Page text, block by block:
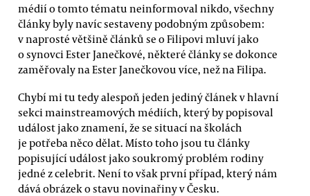
médií o tomto tématu neinformoval nikdo, všechny
články byly navíc sestaveny podobným způsobem:
v naprosté většině článků se o Filipovi mluví jako
o synovci Ester Janečkové, některé články se dokonce
zaměřovaly na Ester Janečkovou více, než na Filipa.
Chybí mi tu tedy alespoň jeden jediný článek v hlavní
sekci mainstreamových médiích, který by popisoval
událost jako znamení, že se situací na školách
je potřeba něco dělat. Místo toho jsou tu články
popisující událost jako soukromý problém rodiny
jedné z celebrit. Není to však první případ, který nám
dává obrázek o stavu novinařiny v Česku.